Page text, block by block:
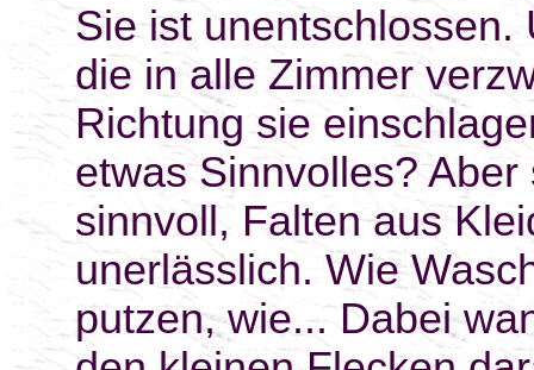
Sie ist unentschlossen.
die in alle Zimmer
Richtung sie
etwas Sinnvolles?
sinnvoll, Falten aus
unerlässlich. Wie
putzen, wie... Dabei